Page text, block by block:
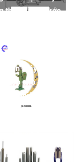
theo kích thước ...
chọn máy tán đinh
hợp cho doanh
nghiệp